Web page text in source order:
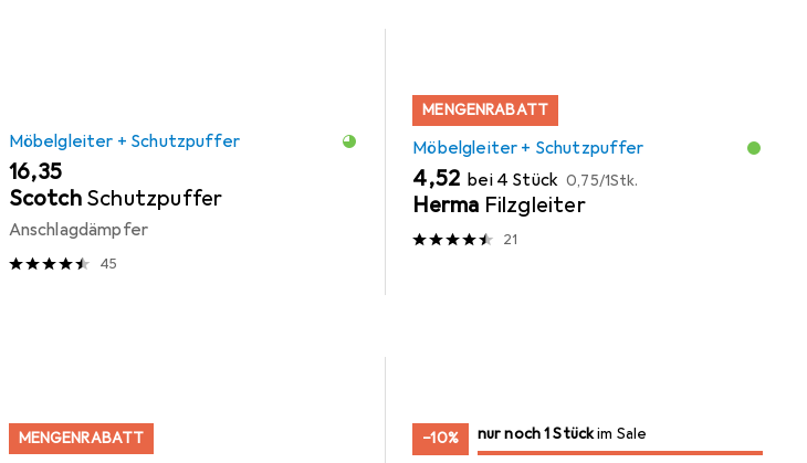
Möbelgleiter + Schutzpuffer
EUR
16,35
Scotch Schutzpuffer
Anschlagdämpfer
45
MENGENRABATT
Möbelgleiter + Schutzpuffer
EUR
4,52 bei 4 Stück EUR
0,75/1Stk.
Herma Filzgleiter
21
MENGENRABATT −10% noch 1 Stückim Sale
nur noch 1 Stückim Sale